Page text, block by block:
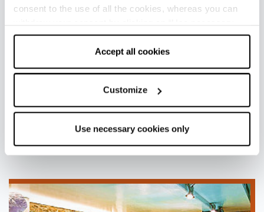
consent to the use of all the cookies, whereas you can
cookies only” and only the technical cookies for the
correct functioning of the website will be used.
Accept all cookies
Customize
Use necessary cookies only
RICCIONE TERME